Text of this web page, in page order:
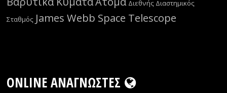
Διεθνής Διαστημικός
Σταθμός James Webb Space Telescope
ONLINE ΑΝΑΓΝΏΣΤΕΣ